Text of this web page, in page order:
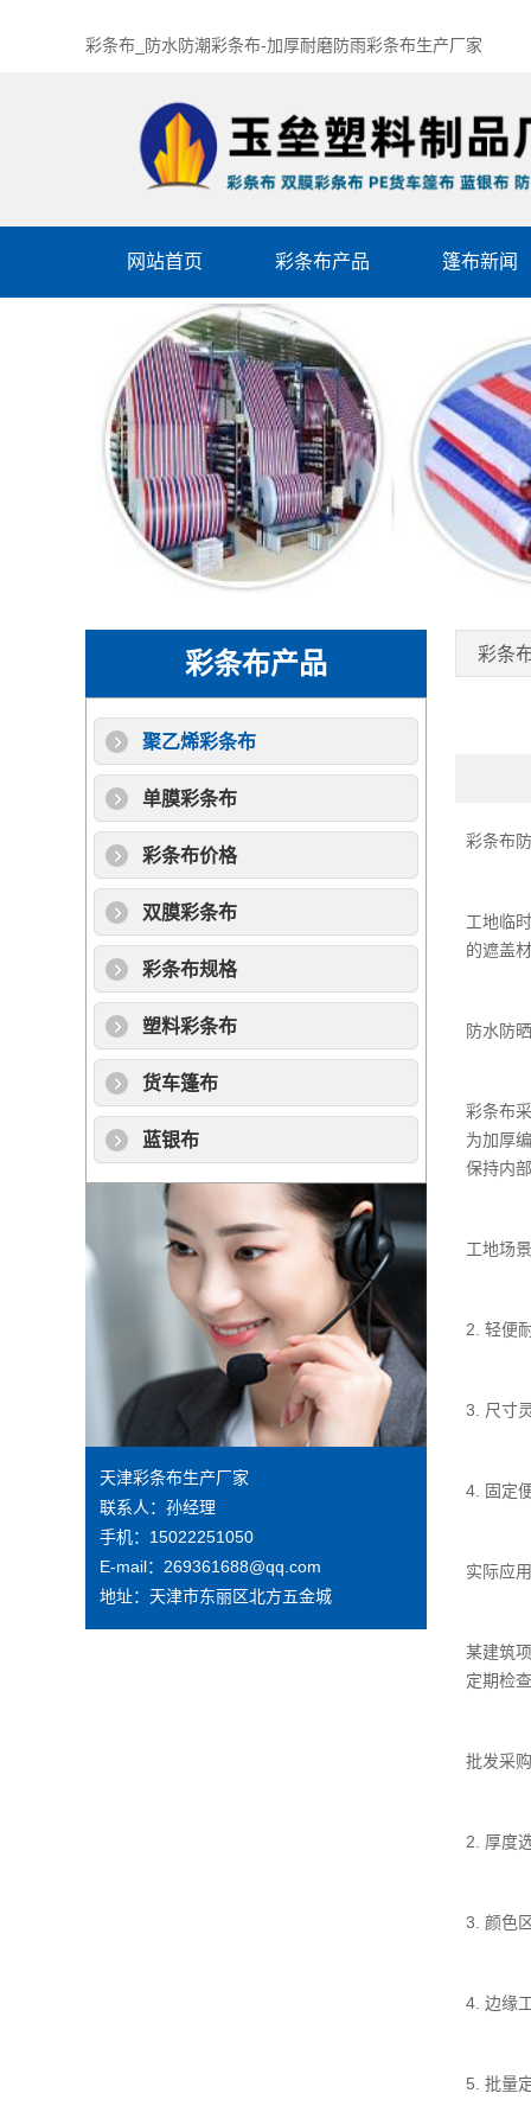
彩条布_防水防潮彩条布-加厚耐磨防雨彩条布生产厂家
网站首页 彩条布产品 篷布新闻
彩条布产品
聚乙烯彩条布
单膜彩条布
彩条布价格
双膜彩条布
彩条布规格
塑料彩条布
货车篷布
蓝银布
天津彩条布生产厂家
联系人：孙经理
手机：15022251050
E-mail：269361688@qq.com
地址：天津市东丽区北方五金城
彩条
彩条布
工地临
的遮盖
防水防
彩条布
为加厚
保持内
工地场
2. 轻便
3. 尺寸
4. 固定
实际应
某建筑
定期检
批发采
2. 厚度
3. 颜色
4. 边缘
5. 批量